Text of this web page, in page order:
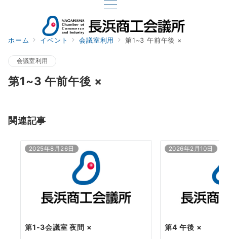
ホーム イベント 会議室利用 第1~3 午前午後 ×
会議室利用
第1~3 午前午後 ×
関連記事
2025年8月26日
第1-3会議室 夜間 ×
2026年2月10日
第4 午後 ×